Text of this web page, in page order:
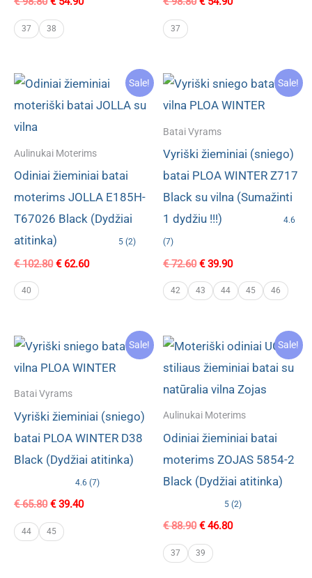
was:
€ 98.80.
37 38 37
Sale!
Aulinukai Moterims
Odiniai žieminiai batai
moterims JOLLA E185H-
T67026 Black (Dydžiai
atitinka)
5 (2)
€102.80 Original
€62.60Current
40
Sale!
Batai Vyrams
Vyriški žieminiai (sniego)
batai PLOA WINTER Z717
Black su vilna (Sumažinti
1 dydžiu !!!)
4.6
(7)
€72.60 Original
was:
€ 72.60.
€39.90Current
is:
€ 39.90.
42 43 44 45 46
Sale!
Batai Vyrams
Vyriški žieminiai (sniego)
batai PLOA WINTER D38
Black (Dydžiai atitinka)
4.6 (7)
€65.80 Original
was:
€ 65.80.
€39.40Current
44 45
Sale!
Aulinukai Moterims
Odiniai žieminiai batai
moterims ZOJAS 5854-2
Black (Dydžiai atitinka)
5 (2)
€88.90 Original
was:
€ 88.90.
€46.80Current
37 39